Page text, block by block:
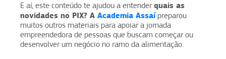
E aí, este conteúdo te ajudou a entenderquais as
novidades no PIX? A Academia Assaípreparou
muitos outros materiais para apoiar a jornada
empreendedora de pessoas que buscam começar ou
desenvolver um negócio no ramo da alimentação.